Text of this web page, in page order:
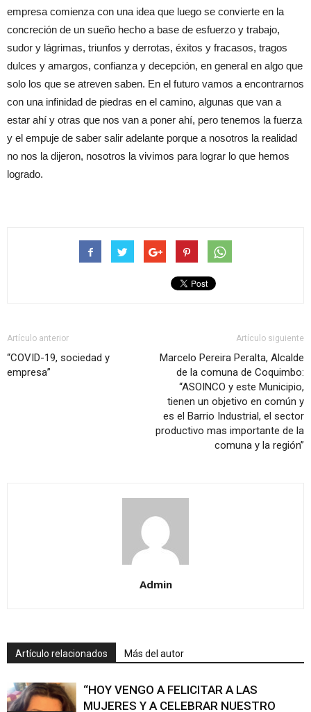
empresa comienza con una idea que luego se convierte en la
concreción de un sueño hecho a base de esfuerzo y trabajo,
sudor y lágrimas, triunfos y derrotas, éxitos y fracasos, tragos
dulces y amargos, confianza y decepción, en general en algo que
solo los que se atreven saben. En el futuro vamos a encontrarnos
con una infinidad de piedras en el camino, algunas que van a
estar ahí y otras que nos van a poner ahí, pero tenemos la fuerza
y el empuje de saber salir adelante porque a nosotros la realidad
no nos la dijeron, nosotros la vivimos para lograr lo que hemos
logrado.
Artículo anterior
“COVID-19, sociedad y
empresa”
Artículo siguiente
Marcelo Pereira Peralta, Alcalde
de la comuna de Coquimbo:
“ASOINCO y este Municipio,
tienen un objetivo en común y
es el Barrio Industrial, el sector
productivo mas importante de la
comuna y la región”
Admin
Artículo relacionados Más del autor
“HOY VENGO A FELICITAR A LAS
MUJERES Y A CELEBRAR NUESTRO